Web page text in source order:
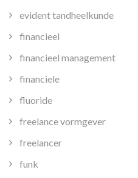
evident tandheelkunde
financieel
financieel management
financiele
fluoride
freelance vormgever
freelancer
funk